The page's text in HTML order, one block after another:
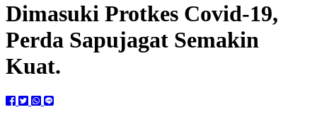
Dimasuki Protkes Covid-19,
Perda Sapujagat Semakin
Kuat.